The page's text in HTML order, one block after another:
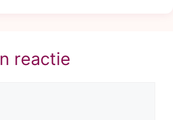
reactie